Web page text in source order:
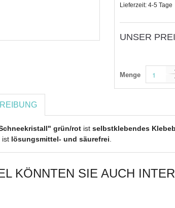
Lieferzeit: 4-5 Tage
UNSER
Menge
grün/rot ist selbstklebendes
ist lösungsmittel- und säurefrei
KÖNNTEN SIE AUCH